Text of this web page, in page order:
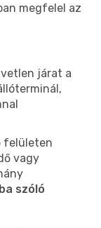
megfelel az
járat a
felületen
vagy
szóló